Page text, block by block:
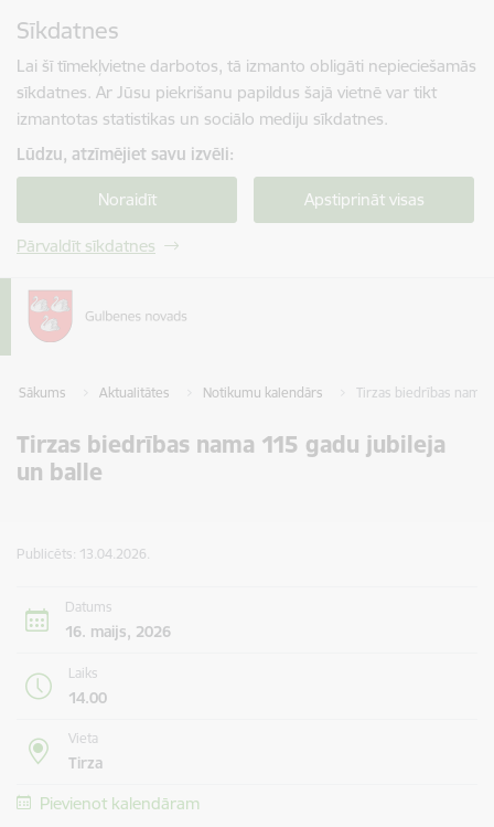
Sīkdatnes
Lai šī tīmekļvietne darbotos, tā izmanto obligāti nepieciešamās
sīkdatnes. Ar Jūsu piekrišanu papildus šajā vietnē var tikt
izmantotas statistikas un sociālo mediju sīkdatnes.
Lūdzu, atzīmējiet savu izvēli:
Noraidīt Apstiprināt visas
Pārvaldīt sīkdatnes
Sākums Aktualitātes Notikumu kalendārs Tirzas biedrības nama
Tirzas biedrības nama 115 gadu jubileja
un balle
Publicēts: 13.04.2026.
Datums
16. maijs, 2026
Laiks
14.00
Vieta
Tirza
Pievienot kalendāram